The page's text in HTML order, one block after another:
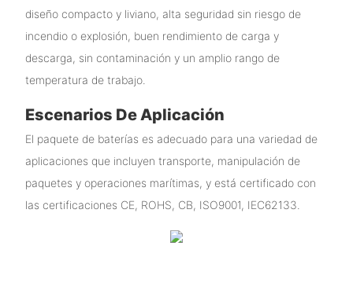
diseño compacto y liviano, alta seguridad sin riesgo de
incendio o explosión, buen rendimiento de carga y
descarga, sin contaminación y un amplio rango de
temperatura de trabajo.
Escenarios De Aplicación
El paquete de baterías es adecuado para una variedad de
aplicaciones que incluyen transporte, manipulación de
paquetes y operaciones marítimas, y está certificado con
las certificaciones CE, ROHS, CB, ISO9001, IEC62133.